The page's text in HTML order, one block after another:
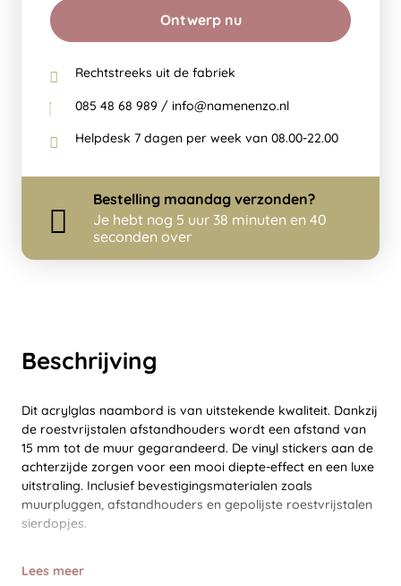
Beschrijving
Dit acrylglas naambord is van uitstekende kwaliteit. Dankzij
de roestvrijstalen afstandhouders wordt een afstand van
15 mm tot de muur gegarandeerd. De vinyl stickers aan de
achterzijde zorgen voor een mooi diepte-effect en een luxe
uitstraling. Inclusief bevestigingsmaterialen zoals
muurpluggen, afstandhouders en gepolijste roestvrijstalen
sierdopjes.
Lees meer
Ontwerp nu
Rechtstreeks uit de fabriek
085 48 68 989 / info@namenenzo.nl
Helpdesk 7 dagen per week van 08.00-22.00
Bestelling maandag verzonden?
Je hebt nog 5 uur 38 minuten en 40
seconden over